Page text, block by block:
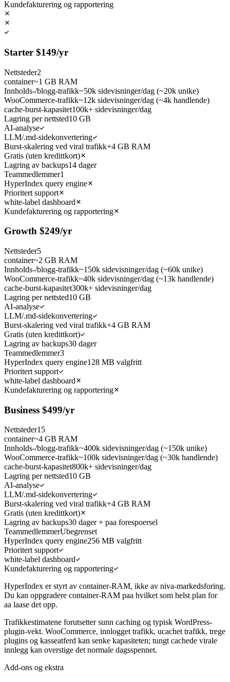
Kundefakturering og rapportering
Starter $149/yr
Nettsteder2
container~1 GB RAM
Innholds-/blogg-trafikk~50k sidevisninger/dag (~20k unike)
WooCommerce-trafikk~12k sidevisninger/dag (~4k handlende)
cache-burst-kapasitet100k+ sidevisninger/dag
Lagring per nettsted10 GB
AI-analyse
LLM/.md-sidekonvertering
Burst-skalering ved viral trafikk+4 GB RAM
Gratis (uten kredittkort)
Lagring av backups14 dager
Teammedlemmer1
HyperIndex query engine
Prioritert support
white-label dashboard
Kundefakturering og rapportering
Growth $249/yr
Nettsteder5
container~2 GB RAM
Innholds-/blogg-trafikk~150k sidevisninger/dag (~60k unike)
WooCommerce-trafikk~40k sidevisninger/dag (~13k handlende)
cache-burst-kapasitet300k+ sidevisninger/dag
Lagring per nettsted10 GB
AI-analyse
LLM/.md-sidekonvertering
Burst-skalering ved viral trafikk+4 GB RAM
Gratis (uten kredittkort)
Lagring av backups30 dager
Teammedlemmer3
HyperIndex query engine128 MB valgfritt
Prioritert support
white-label dashboard
Kundefakturering og rapportering
Business $499/yr
Nettsteder15
container~4 GB RAM
Innholds-/blogg-trafikk~400k sidevisninger/dag (~150k unike)
WooCommerce-trafikk~100k sidevisninger/dag (~30k handlende)
cache-burst-kapasitet800k+ sidevisninger/dag
Lagring per nettsted10 GB
AI-analyse
LLM/.md-sidekonvertering
Burst-skalering ved viral trafikk+4 GB RAM
Gratis (uten kredittkort)
Lagring av backups30 dager + paa forespoersel
TeammedlemmerUbegrenset
HyperIndex query engine256 MB valgfritt
Prioritert support
white-label dashboard
Kundefakturering og rapportering
HyperIndex er styrt av container-RAM, ikke av niva-markedsforing.
Du kan oppgradere container-RAM paa hvilket som helst plan for
aa laase det opp.
Trafikkestimatene forutsetter sunn caching og typisk WordPress-
plugin-vekt. WooCommerce, innlogget trafikk, ucachet trafikk, trege
plugins og kasseatferd kan senke kapasiteten; tungt cachede virale
innlegg kan overstige det normale dagsspennet.
Add-ons og ekstra